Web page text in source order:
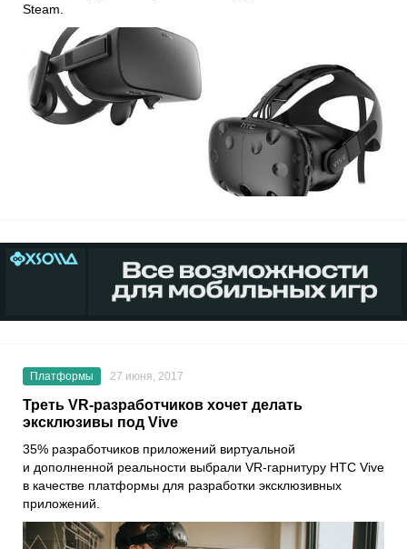
Steam.
Платформы 27 июня, 2017
Треть VR-разработчиков хочет делать
эксклюзивы под Vive
35% разработчиков приложений виртуальной
и дополненной реальности выбрали VR-гарнитуру HTC Vive
в качестве платформы для разработки эксклюзивных
приложений.